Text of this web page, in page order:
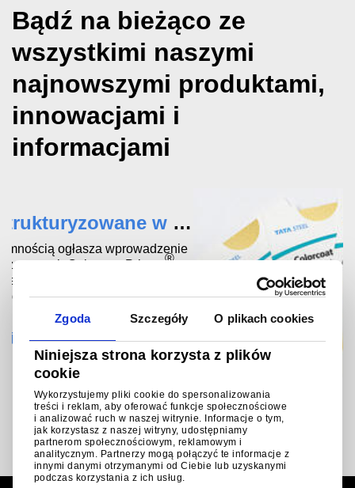
Zgoda Szczegóły O plikach cookies
Niniejsza strona korzysta z plików
cookie
Wykorzystujemy pliki cookie do spersonalizowania
treści i reklam, aby oferować funkcje społecznościowe
i analizować ruch w naszej witrynie. Informacje o tym,
jak korzystasz z naszej witryny, udostępniamy
partnerom społecznościowym, reklamowym i
analitycznym. Partnerzy mogą połączyć te informacje z
innymi danymi otrzymanymi od Ciebie lub uzyskanymi
podczas korzystania z ich usług.
Bądź na bieżąco ze
wszystkimi naszymi
najnowszymi produktami,
innowacjami i
informacjami
Tata Steel, jeden z wiodących w Europie producentów
stali, z radością informuje o wprowadzeniu nowego
odcienia złota do wachlarza kolorów stalowej blachy